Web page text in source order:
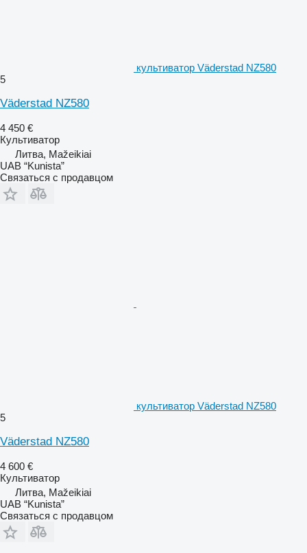
культиватор Väderstad NZ580
5
Väderstad NZ580
4 450 €
Культиватор
Литва, Mažeikiai
UAB “Kunista”
Связаться с продавцом
культиватор Väderstad NZ580
5
Väderstad NZ580
4 600 €
Культиватор
Литва, Mažeikiai
UAB “Kunista”
Связаться с продавцом